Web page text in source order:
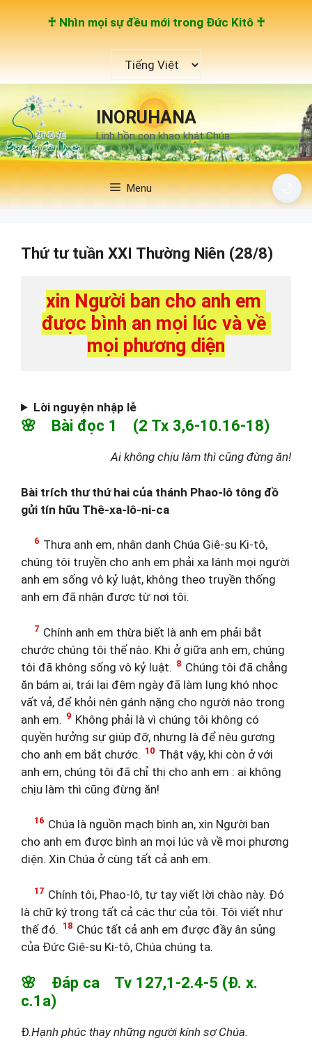
♰ Nhìn mọi sự đều mới trong Đức Kitô ♰
ngôn
ngữ
INORUHANA
Linh hồn con khao khát Chúa
Menu
Thứ tư tuần XXI Thường Niên (28/8)
xin Người ban cho anh em
được bình an mọi lúc và về
mọi phương diện
Lời nguyện nhập lễ
🌸 Bài đọc 1 (2 Tx 3,6-10.16-18)
Ai không chịu làm thì cũng đừng ăn!
Bài trích thư thứ hai của thánh Phao-lô tông đồ
gửi tín hữu Thê-xa-lô-ni-ca
6 Thưa anh em, nhân danh Chúa Giê-su Ki-tô,
chúng tôi truyền cho anh em phải xa lánh mọi người
anh em sống vô kỷ luật, không theo truyền thống
anh em đã nhận được từ nơi tôi.
7 Chính anh em thừa biết là anh em phải bắt
chước chúng tôi thế nào. Khi ở giữa anh em, chúng
tôi đã không sống vô kỷ luật. 8 Chúng tôi đã chẳng
ăn bám ai, trái lại đêm ngày đã làm lụng khó nhọc
vất vả, để khỏi nên gánh nặng cho người nào trong
anh em. 9 Không phải là vì chúng tôi không có
quyền hưởng sự giúp đỡ, nhưng là để nêu gương
cho anh em bắt chước. 10 Thật vậy, khi còn ở với
anh em, chúng tôi đã chỉ thị cho anh em : ai không
chịu làm thì cũng đừng ăn!
16 Chúa là nguồn mạch bình an, xin Người ban
cho anh em được bình an mọi lúc và về mọi phương
diện. Xin Chúa ở cùng tất cả anh em.
17 Chính tôi, Phao-lô, tự tay viết lời chào này. Đó
là chữ ký trong tất cả các thư của tôi. Tôi viết như
thế đó. 18 Chúc tất cả anh em được đầy ân sủng
của Đức Giê-su Ki-tô, Chúa chúng ta.
🌸 Đáp ca Tv 127,1-2.4-5 (Đ. x.
c.1a)
Đ.Hạnh phúc thay những người kính sợ Chúa.